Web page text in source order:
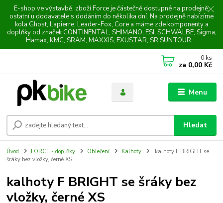
E-shop ve výstavbě, zboží Force je částečně dostupné na prodejně,
ostatní u dodavatele s dodáním do několika dní. Na prodejně nabízíme
kola Ghost, Lapierre, Leader-Fox, Core a máme zde komponenty a
doplňky od značek CONTINENTAL, SHIMANO, ESI, SCHWALBE, Sigma,
Hamax, KMC, SRAM, MAXXIS, EXUSTAR, SR SUNTOUR ...
Menu
Hledat
0 ks
za 0,00 Kč
Úvod FORCE - doplňky Oblečení Kalhoty
kalhoty F BRIGHT se
šráky bez vložky, černé XS
kalhoty F BRIGHT se šráky bez
vložky, černé XS